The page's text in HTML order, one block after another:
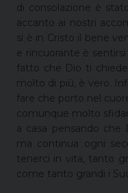
di consolazione è
accanto ai nostri
si è in Cristo il bene
e rincuorante è
fatto che Dio ti
molto di più, è vero.
fare che porto nel
comunque molto
a casa pensando
ma continua ogni
tenerci in vita, tanto
come tanto grandi i